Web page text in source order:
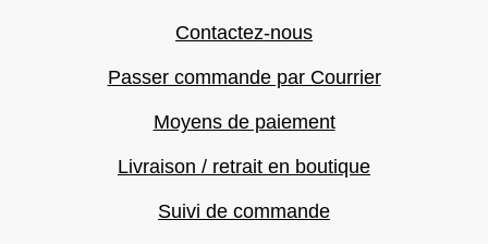
Contactez-nous
Passer commande par Courrier
Moyens de paiement
Livraison / retrait en boutique
Suivi de commande